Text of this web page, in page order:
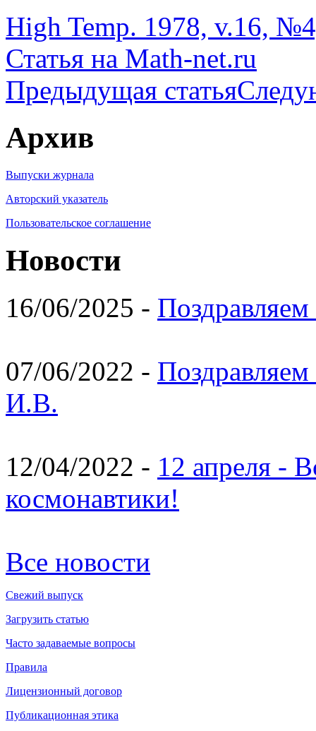
High Temp. 1978, v.16,
Статья на Math-net.ru
Предыдущая статья
Архив
Выпуски журнала
Авторский указатель
Пользовательское соглашение
Новости
16/06/2025 -
07/06/2022 -
И.В.
12/04/2022 - 12 апреля -
космонавтики!
Все новости
Свежий выпуск
Загрузить статью
Часто задаваемые вопросы
Правила
Лицензионный договор
Публикационная этика